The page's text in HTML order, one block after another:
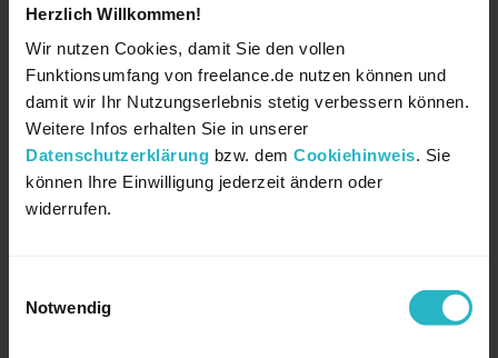
Herzlich Willkommen!
Wir nutzen Cookies, damit Sie den vollen
Funktionsumfang von freelance.de nutzen können und
damit wir Ihr Nutzungserlebnis stetig verbessern können.
Weitere Infos erhalten Sie in unserer
Datenschutzerklärung bzw. dem Cookiehinweis. Sie
können Ihre Einwilligung jederzeit ändern oder
widerrufen.
Notwendig
wieder Zeit investieren, um die neuen „Kollegen“
einzuarbeiten. Werden stetig wechselnde
Freelancer zu einer festen Institution, um
Personalkosten zu sparen, gehen Unternehmen
das Risiko ein,kein eigenes Know-how
aufzubauen
und Wissen zu verlieren.